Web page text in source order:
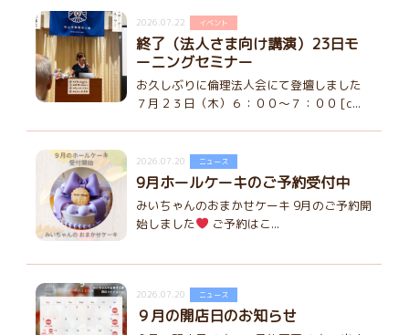
2026.07.22 イベント
終了（法人さま向け講演）23日モ
ーニングセミナー
お久しぶりに倫理法人会にて登壇しました
７月２３日（木）６：００～７：００ [c...
2026.07.20 ニュース
9月ホールケーキのご予約受付中
みいちゃんのおまかせケーキ 9月のご予約開
始しました
ご予約はこ...
2026.07.20 ニュース
９月の開店日のお知らせ